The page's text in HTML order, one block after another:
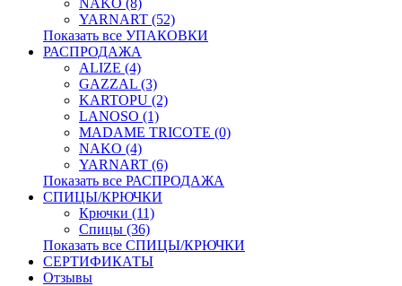
NAKO (8)
YARNART (52)
Показать все УПАКОВКИ
РАСПРОДАЖА
ALIZE (4)
GAZZAL (3)
KARTOPU (2)
LANOSO (1)
MADAME TRICOTE (0)
NAKO (4)
YARNART (6)
Показать все РАСПРОДАЖА
СПИЦЫ/КРЮЧКИ
Крючки (11)
Спицы (36)
Показать все СПИЦЫ/КРЮЧКИ
СЕРТИФИКАТЫ
Отзывы